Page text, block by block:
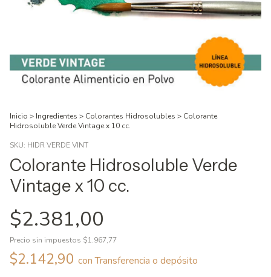
Inicio > Ingredientes > Colorantes Hidrosolubles > Colorante
Hidrosoluble Verde Vintage x 10 cc.
SKU: HIDR VERDE VINT
Colorante Hidrosoluble Verde
Vintage x 10 cc.
$2.381,00
Precio sin impuestos $1.967,77
$2.142,90 con Transferencia o depósito